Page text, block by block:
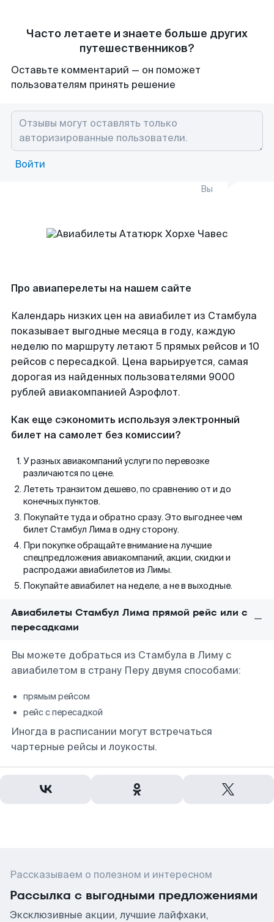
Часто летаете и знаете больше других
путешественников?
Оставьте комментарий — он поможет
пользователям принять решение
Войти
Вы
Про авиаперелеты на нашем сайте
Календарь низких цен на авиабилет из Стамбула
показывает выгодные месяца в году, каждую
неделю по маршруту летают 5 прямых рейсов и 10
рейсов с пересадкой. Цена варьируется, самая
дорогая из найденных пользователями 9000
рублей авиакомпанией Аэрофлот.
Как еще сэкономить используя электронный
билет на самолет без комиссии?
У разных авиакомпаний услуги по перевозке
различаются по цене.
Лететь транзитом дешево, по сравнению от и до
конечных пунктов.
Покупайте туда и обратно сразу. Это выгоднее чем
билет Стамбул Лима в одну сторону.
При покупке обращайте внимание на лучшие
спецпредложения авиакомпаний, акции, скидки и
распродажи авиабилетов из Лимы.
Покупайте авиабилет на неделе, а не в выходные.
Авиабилеты Стамбул Лима прямой рейс или с
пересадками
Вы можете добраться из Стамбула в Лиму с
авиабилетом в страну Перу двумя способами:
прямым рейсом
рейс с пересадкой
Иногда в расписании могут встречаться
чартерные рейсы и лоукосты.
Рассказываем о полезном и интересном
Рассылка с выгодными предложениями
Эксклюзивные акции, лучшие лайфхаки,